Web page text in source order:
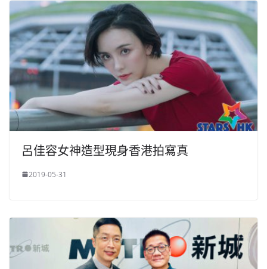
呂佳容女神造型現身香港拍寫真
2019-05-31